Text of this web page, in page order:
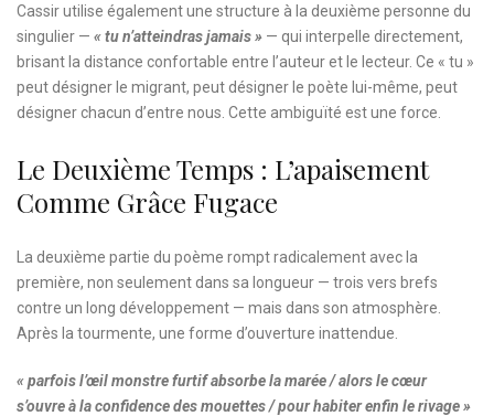
Cassir utilise également une structure à la deuxième personne du
singulier — « tu n’atteindras jamais » — qui interpelle directement,
brisant la distance confortable entre l’auteur et le lecteur. Ce « tu »
peut désigner le migrant, peut désigner le poète lui-même, peut
désigner chacun d’entre nous. Cette ambiguïté est une force.
Le Deuxième Temps : L’apaisement
Comme Grâce Fugace
La deuxième partie du poème rompt radicalement avec la
première, non seulement dans sa longueur — trois vers brefs
contre un long développement — mais dans son atmosphère.
Après la tourmente, une forme d’ouverture inattendue.
« parfois l’œil monstre furtif absorbe la marée / alors le cœur
s’ouvre à la confidence des mouettes / pour habiter enfin le rivage »